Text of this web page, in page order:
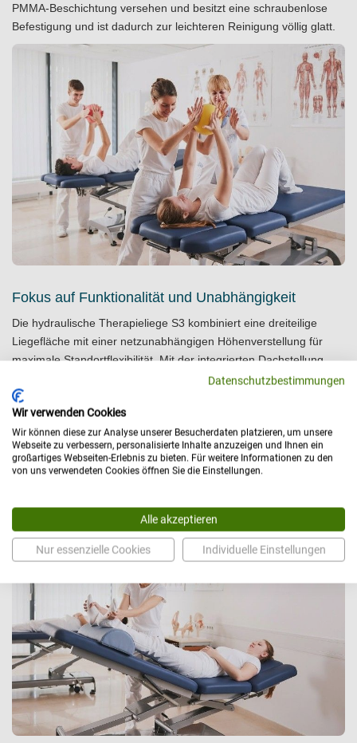
PMMA-Beschichtung versehen und besitzt eine schraubenlose
Befestigung und ist dadurch zur leichteren Reinigung völlig glatt.
Fokus auf Funktionalität und Unabhängigkeit
Die hydraulische Therapieliege S3 kombiniert eine dreiteilige
Liegefläche mit einer netzunabhängigen Höhenverstellung für
maximale Standortflexibilität. Mit der integrierten Dachstellung
und einer Belastbarkeit von 250 kg deckt sie ein breites Spektrum
manueller Behandlungsmethoden ab und sichert eine
ergonomische Arbeitsweise.
Setzen Sie auf langlebige Beständigkeit, geprüfte Sicherheit und
funktionale Ergonomie in Ihrer täglichen Arbeit. Lassen Sie sich
die Vorteile dieser manuellen Lösung persönlich erläutern und
Datenschutzbestimmungen
Wir verwenden Cookies
Wir können diese zur Analyse unserer Besucherdaten platzieren, um unsere
Webseite zu verbessern, personalisierte Inhalte anzuzeigen und Ihnen ein
großartiges Webseiten-Erlebnis zu bieten. Für weitere Informationen zu den
von uns verwendeten Cookies öffnen Sie die Einstellungen.
Alle akzeptieren
Nur essenzielle Cookies Individuelle Einstellungen